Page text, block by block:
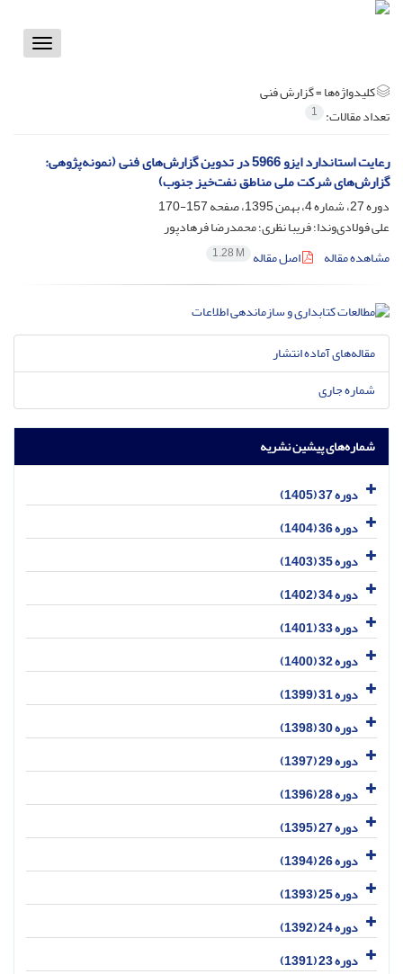
Toggle
کلیدواژه‌ها =گزارش فنی
تعداد مقالات: 1
رعایت استاندارد ایزو 5966 در تدوین گزارش‌های فنی (نمونه‌پژوهی:
گزارش‌های شرکت ملی مناطق نفت‌خیز جنوب)
دوره 27، شماره 4، بهمن 1395، صفحه
157-170
علی فولادی‌وندا؛ فریبا نظری؛ محمدرضا فرهادپور
مشاهده مقاله
اصل مقاله 1.28 M
مقاله‌های آماده انتشار
شماره جاری
شماره‌های پیشین نشریه
دوره 37 (1405)
دوره 36 (1404)
دوره 35 (1403)
دوره 34 (1402)
دوره 33 (1401)
دوره 32 (1400)
دوره 31 (1399)
دوره 30 (1398)
دوره 29 (1397)
دوره 28 (1396)
دوره 27 (1395)
دوره 26 (1394)
دوره 25 (1393)
دوره 24 (1392)
دوره 23 (1391)